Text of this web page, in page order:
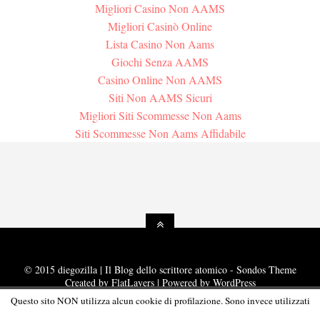
Migliori Casino Non AAMS
Migliori Casinò Online
Lista Casino Non Aams
Giochi Senza AAMS
Casino Online Non AAMS
Siti Non AAMS Sicuri
Migliori Siti Scommesse Non Aams
Siti Scommesse Non Aams Affidabile
© 2015 diegozilla | Il Blog dello scrittore atomico - Sondos Theme
Created by FlatLayers| Powered by WordPress
Questo sito NON utilizza alcun cookie di profilazione. Sono invece utilizzati